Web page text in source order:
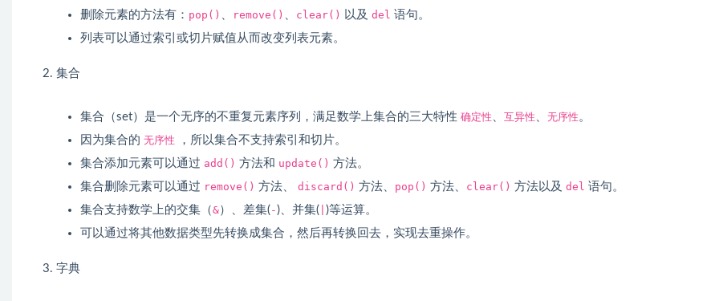
删除元素的方法有： pop() 、 remove() 、 clear() 以及 del 语句。
列表可以通过索引或切片赋值从而改变列表元素。
集合
集合（set）是一个无序的不重复元素序列，满足数学上集合的三大特性 确定性 、 互异性 、 无序性。
因为集合的 无序性 ，所以集合不支持索引和切片。
集合添加元素可以通过 add() 方法和 update() 方法。
集合删除元素可以通过 remove() 方法、 discard() 方法、 pop() 方法、 clear() 方法以及 del 语句。
集合支持数学上的交集（&）、差集( - )、并集(
)等运算。
可以通过将其他数据类型先转换成集合，然后再转换回去，实现去重操作。
字典